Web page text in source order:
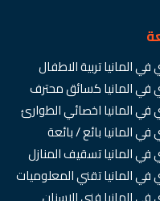
في المانيا تربية الاطفال
في المانيا كسائق محترف
في المانيا اخصائي الطوارئ
في المانيا بائع / بائعة
في المانيا تسقيف المنازل
في المانيا تقني المعلوميات